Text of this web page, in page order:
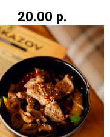
20.00 р.